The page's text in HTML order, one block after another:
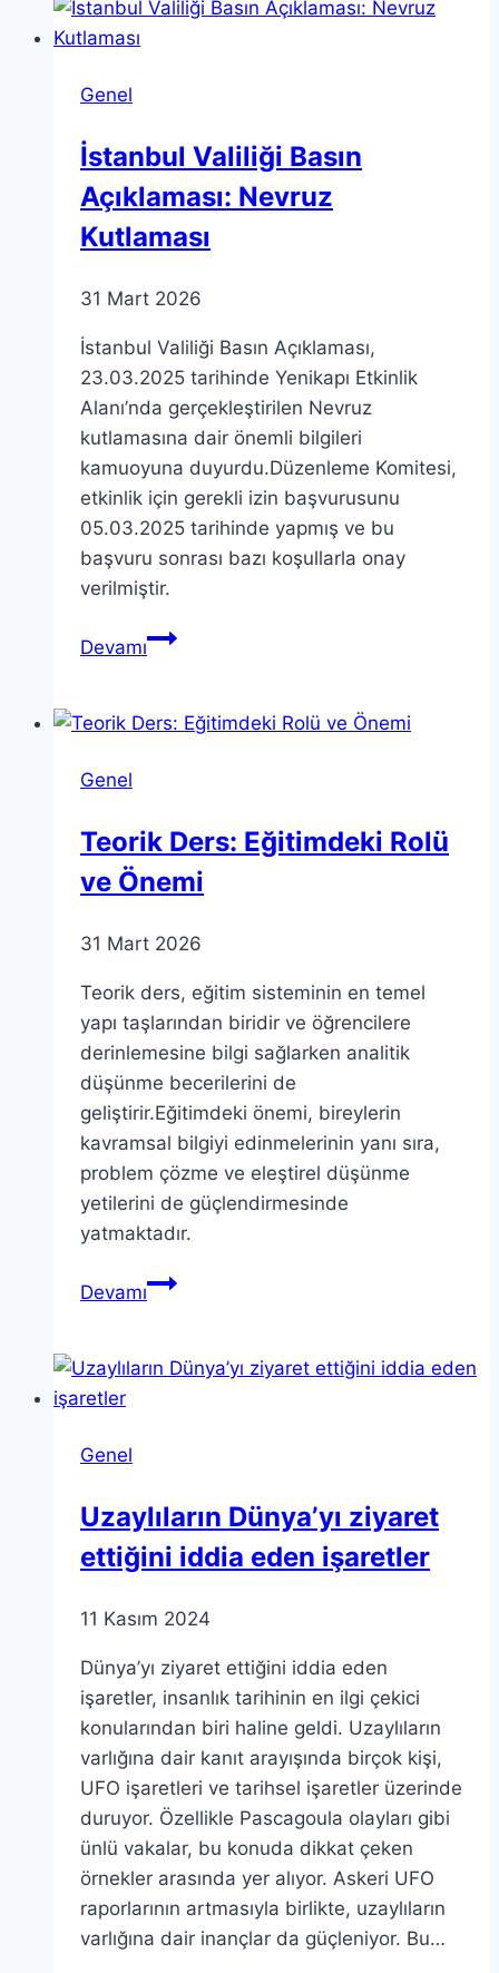
Temeli
Genel
İstanbul Valiliği Basın
Açıklaması: Nevruz
Kutlaması
31 Mart 2026
İstanbul Valiliği Basın Açıklaması,
23.03.2025 tarihinde Yenikapı Etkinlik
Alanı’nda gerçekleştirilen Nevruz
kutlamasına dair önemli bilgileri
kamuoyuna duyurdu.Düzenleme Komitesi,
etkinlik için gerekli izin başvurusunu
05.03.2025 tarihinde yapmış ve bu
başvuru sonrası bazı koşullarla onay
verilmiştir.
Devamıİstanbul
Açıklaması:
Genel
Teorik Ders: Eğitimdeki Rolü
ve Önemi
31 Mart 2026
Teorik ders, eğitim sisteminin en temel
yapı taşlarından biridir ve öğrencilere
derinlemesine bilgi sağlarken analitik
düşünme becerilerini de
geliştirir.Eğitimdeki önemi, bireylerin
kavramsal bilgiyi edinmelerinin yanı sıra,
problem çözme ve eleştirel düşünme
yetilerini de güçlendirmesinde
yatmaktadır.
DevamıTeorik
Rolü
Genel
Uzaylıların Dünya’yı ziyaret
ettiğini iddia eden işaretler
11 Kasım 2024
Dünya’yı ziyaret ettiğini iddia eden
işaretler, insanlık tarihinin en ilgi çekici
konularından biri haline geldi. Uzaylıların
varlığına dair kanıt arayışında birçok kişi,
UFO işaretleri ve tarihsel işaretler üzerinde
duruyor. Özellikle Pascagoula olayları gibi
ünlü vakalar, bu konuda dikkat çeken
örnekler arasında yer alıyor. Askeri UFO
raporlarının artmasıyla birlikte, uzaylıların
varlığına dair inançlar da güçleniyor. Bu…